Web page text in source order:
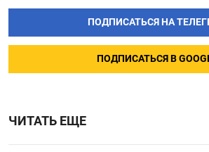
ПОДПИСАТЬСЯ НА
ПОДПИСАТЬСЯ В
ЧИТАТЬ ЕЩЕ